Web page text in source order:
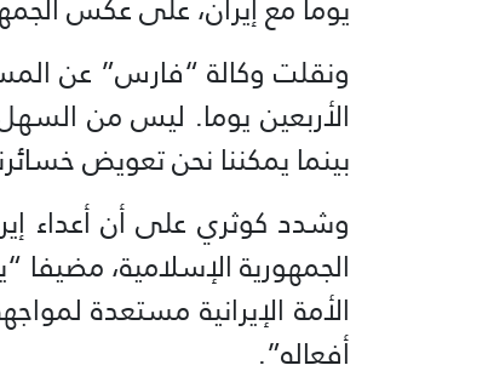
ونقلت وكالة “فارس” عن
الأربعين يوما. ليس من
بينما يمكننا نحن تعويض
وشدد كوثري على أن أعداء
الجمهورية الإسلامية، مضيفا
الأمة الإيرانية مستعدة
أفعاله”.